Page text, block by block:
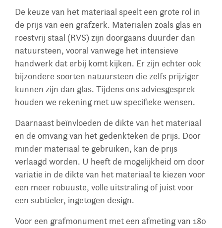
De keuze van het materiaal speelt een grote rol in
de prijs van een grafzerk. Materialen zoals glas en
roestvrij staal (RVS) zijn doorgaans duurder dan
natuursteen, vooral vanwege het intensieve
handwerk dat erbij komt kijken. Er zijn echter ook
bijzondere soorten natuursteen die zelfs prijziger
kunnen zijn dan glas. Tijdens ons adviesgesprek
houden we rekening met uw specifieke wensen.
Daarnaast beïnvloeden de dikte van het materiaal
en de omvang van het gedenkteken de prijs. Door
minder materiaal te gebruiken, kan de prijs
verlaagd worden. U heeft de mogelijkheid om door
variatie in de dikte van het materiaal te kiezen voor
een meer robuuste, volle uitstraling of juist voor
een subtieler, ingetogen design.
Voor een grafmonument met een afmeting van 180